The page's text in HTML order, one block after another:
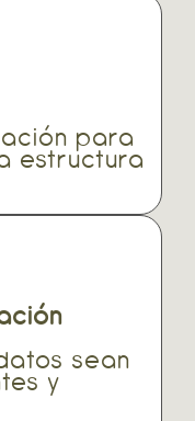
para
estructura
sean
y